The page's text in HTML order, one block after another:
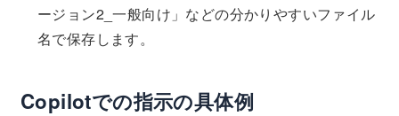
ージョン2_一般向け」などの分かりやすいファイル
名で保存します。
Copilotでの指示の具体例